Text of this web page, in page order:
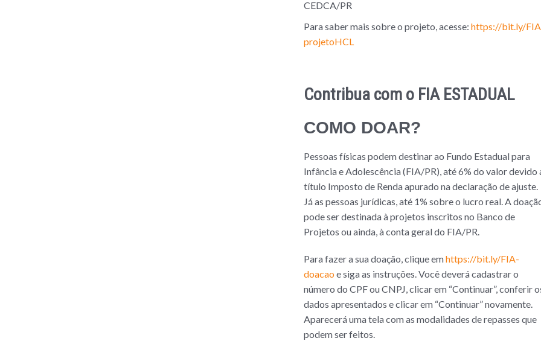
CEDCA/PR
Para saber mais sobre o projeto, acesse: https://bit.ly/
projetoHCL
Contribua com o FIA ESTADUAL
COMO DOAR?
Pessoas físicas podem destinar ao Fundo Estadual para
Infância e Adolescência (FIA/PR), até 6% do valor devido
título Imposto de Renda apurado na declaração de ajuste.
Já as pessoas jurídicas, até 1% sobre o lucro real. A
pode ser destinada à projetos inscritos no Banco de
Projetos ou ainda, à conta geral do FIA/PR.
Para fazer a sua doação, clique emhttps://bit.ly/FIA-
doacao e siga as instruções. Você deverá cadastrar o
número do CPF ou CNPJ, clicar em “Continuar”, conferir
dados apresentados e clicar em “Continuar” novamente.
Aparecerá uma tela com as modalidades de repasses que
podem ser feitos.